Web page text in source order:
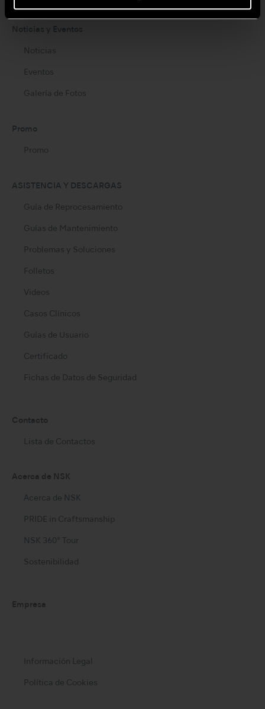
Noticias y Eventos
Noticias
Eventos
Galería de Fotos
Promo
Promo
ASISTENCIA Y DESCARGAS
Guía de Reprocesamiento
Guías de Mantenimiento
Problemas y Soluciones
Folletos
Videos
Casos Clínicos
Guías de Usuario
Certificado
Fichas de Datos de Seguridad
Contacto
Lista de Contactos
Acerca de NSK
Acerca de NSK
PRIDE in Craftsmanship
NSK 360° Tour
Sostenibilidad
Empresa
Información Legal
Política de Cookies